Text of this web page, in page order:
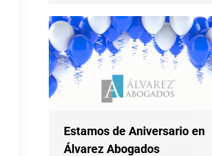
Estamos de Aniversario en
Álvarez Abogados